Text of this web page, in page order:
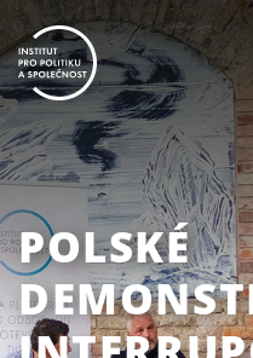
POLSKÉ